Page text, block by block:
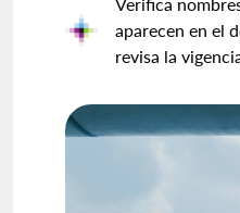
aparecen en el
revisa la